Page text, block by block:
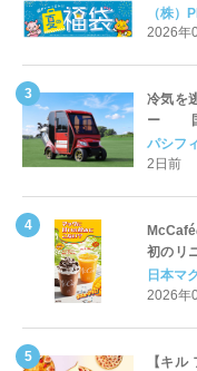
「夏福
（株）
2026年
冷気を
ー 国
Cart（
パシフ
2日前
初のリ
ッペ」
開始
日本マ
2026年
【キ